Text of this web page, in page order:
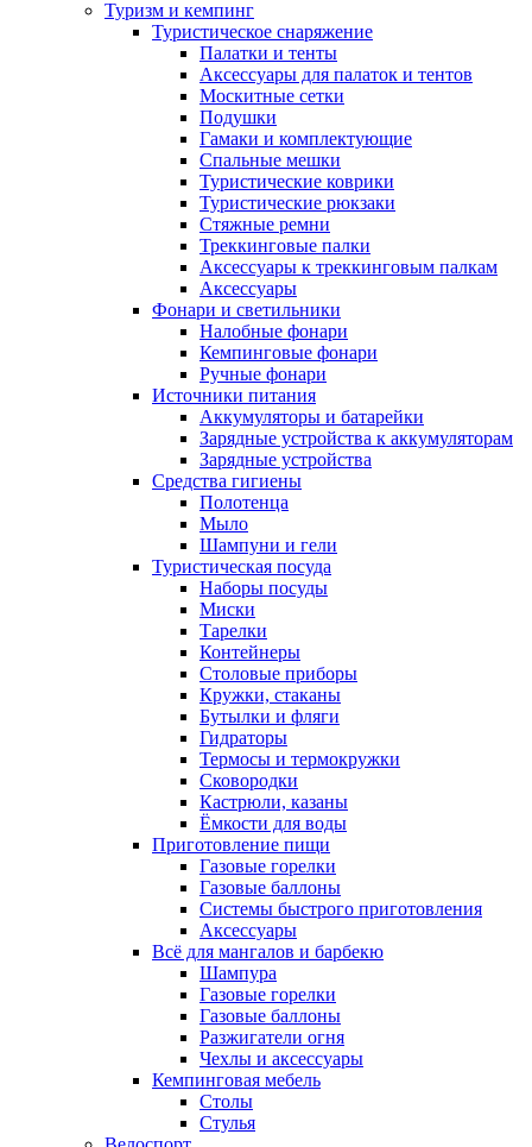
Туризм и кемпинг
Туристическое снаряжение
Палатки и тенты
Аксессуары для палаток и тентов
Москитные сетки
Подушки
Гамаки и комплектующие
Спальные мешки
Туристические коврики
Туристические рюкзаки
Стяжные ремни
Треккинговые палки
Аксессуары к треккинговым палкам
Аксессуары
Фонари и светильники
Налобные фонари
Кемпинговые фонари
Ручные фонари
Источники питания
Аккумуляторы и батарейки
Зарядные устройства к аккумуляторам
Зарядные устройства
Средства гигиены
Полотенца
Мыло
Шампуни и гели
Туристическая посуда
Наборы посуды
Миски
Тарелки
Контейнеры
Столовые приборы
Кружки, стаканы
Бутылки и фляги
Гидраторы
Термосы и термокружки
Сковородки
Кастрюли, казаны
Ёмкости для воды
Приготовление пищи
Газовые горелки
Газовые баллоны
Системы быстрого приготовления
Аксессуары
Всё для мангалов и барбекю
Шампура
Газовые горелки
Газовые баллоны
Разжигатели огня
Чехлы и аксессуары
Кемпинговая мебель
Столы
Стулья